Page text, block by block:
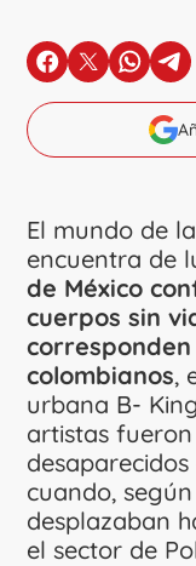
en Facebook
en Xen en
El mundo de
encuentra de
de México
cuerpos sin
colombianos,
urbana B-
artistas
cuando,
desplazaban
el sector de